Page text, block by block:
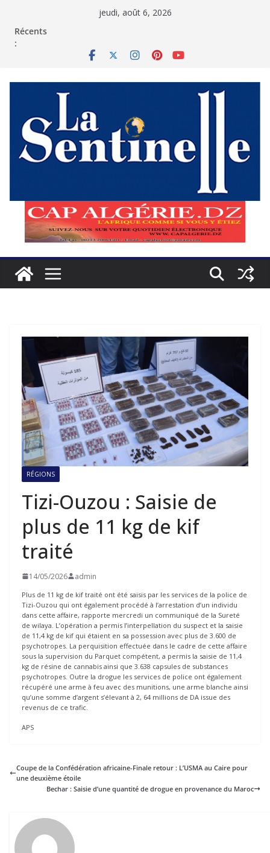
jeudi, août 6, 2026
Récents
:
RÉGIONS
Tizi-Ouzou : Saisie de
plus de 11 kg de kif
traité
14/05/2026 admin
Plus de 11 kg de kif traité ont été saisis par les services de la police de
Tizi-Ouzou qui ont également procédé à l’arrestation d’un individu
dans cette affaire, rapporte mercredi un communiqué de la Sureté
de wilaya. L’opération a permis l’interpellation du suspect et la saisie
de 11,4 kg de kif qui étaient en sa possession avec plus de 3.600 de
psychotropes. La perquisition effectuée dans le cadre de cette affaire
sous la supervision du Parquet compétent, a permis la saisie de 11,4
kg de résine de cannabis ainsi que 3.638 capsules de substances
psychotropes. Outre la drogue les services de police ont également
récupéré une arme à feu avec des munitions, une arme blanche ainsi
qu’une somme d’argent s’élevant à 2, 64 millions de DA issue des
revenus de ce trafic.
APS
Coupe de la Confédération africaine-Finale retour : L’USMA au Caire pour
une deuxième étoile
Bechar : Saisie d’une quantité de drogue en provenance du Maroc